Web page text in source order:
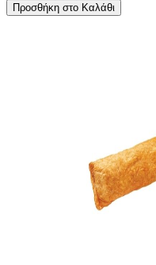
Προσθήκη στο Καλάθι